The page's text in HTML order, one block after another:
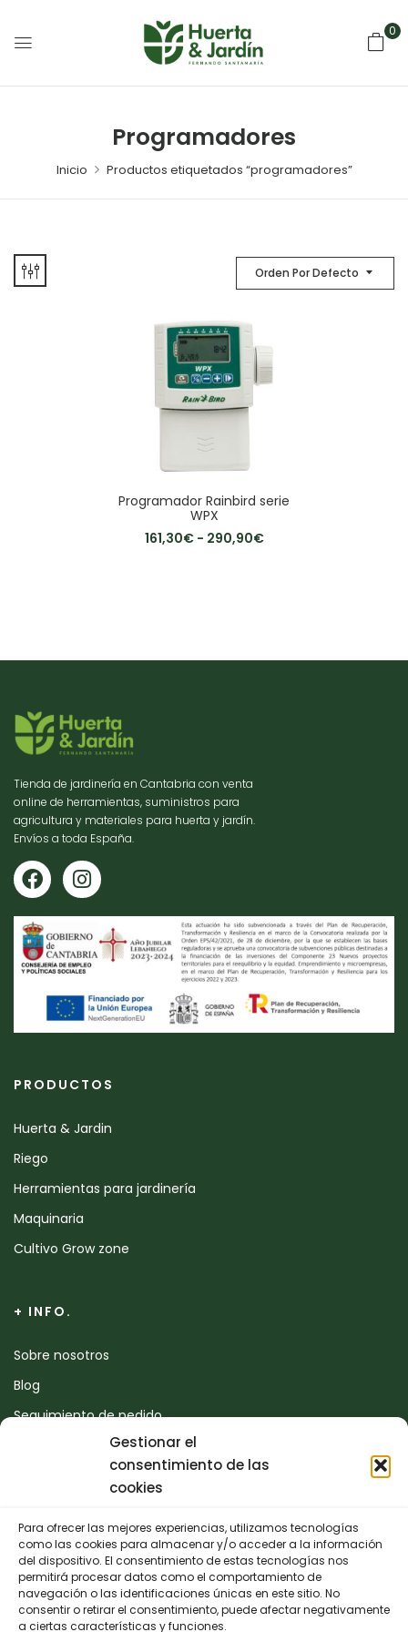
Gestionar el
consentimiento de las
cookies
Para ofrecer las mejores experiencias, utilizamos tecnologías
como las cookies para almacenar y/o acceder a la información
del dispositivo. El consentimiento de estas tecnologías nos
permitirá procesar datos como el comportamiento de
navegación o las identificaciones únicas en este sitio. No
consentir o retirar el consentimiento, puede afectar negativamente
a ciertas características y funciones.
0
Programadores
Inicio Productos etiquetados “programadores”
Orden Por Defecto
Programador Rainbird serie
WPX
161,30€ - 290,90€
Tienda de jardinería en Cantabria con venta
online de herramientas, suministros para
agricultura y materiales para huerta y jardín.
Envíos a toda España.
PRODUCTOS
Huerta & Jardin
Riego
Herramientas para jardinería
Maquinaria
Cultivo Grow zone
+ INFO.
Sobre nosotros
Blog
Seguimiento de pedido
CONTACTO
942 25 50 54
Polígono de Trascueto, parcela 4, 39600 Revilla de